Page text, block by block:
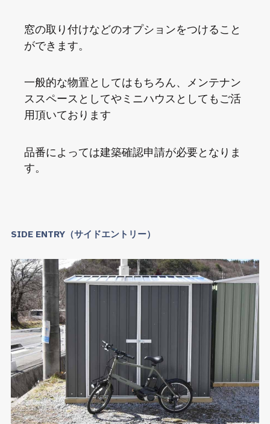
窓の取り付けなどのオプションをつけること
ができます。
一般的な物置としてはもちろん、メンテナン
ススペースとしてやミニハウスとしてもご活
用頂いております
品番によっては建築確認申請が必要となりま
す。
SIDE ENTRY（サイドエントリー）